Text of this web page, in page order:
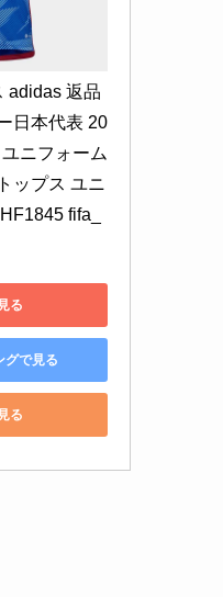
adidas 返品
日本代表 20
ニフォーム
ップス ユニ
fifa_
る
グで見る
る